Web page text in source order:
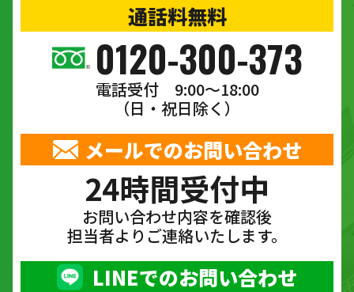
通話料無料
0120-300-373
電話受付 9:00〜18:00
（日・祝日除く）
メールでのお問い合わせ
24時間受付中
お問い合わせ内容を確認後
担当者よりご連絡いたします。
LINEでのお問い合わせ